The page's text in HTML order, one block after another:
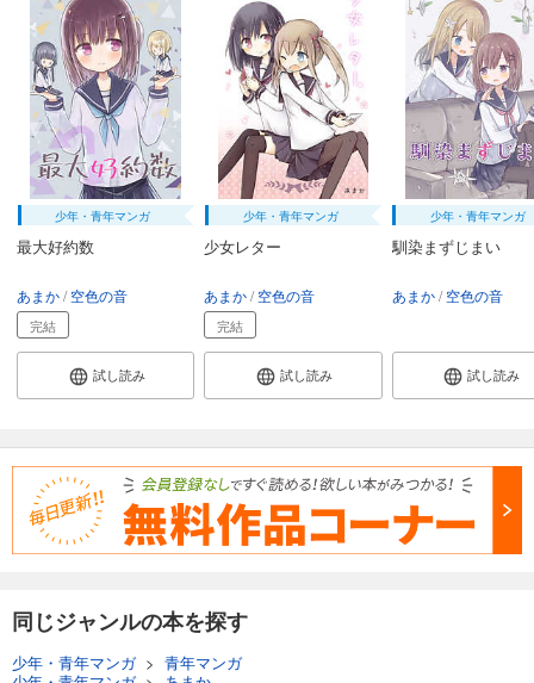
少年・青年マンガ
最大好約数
あまか 空色の音
完結
試し読み
少年・青年マンガ
少女レター
あまか 空色の音
完結
試し読み
少年・青年マンガ
馴染まずじまい
あまか 空色の音
試し読み
同じジャンルの本を探す
少年・青年マンガ> 青年マンガ